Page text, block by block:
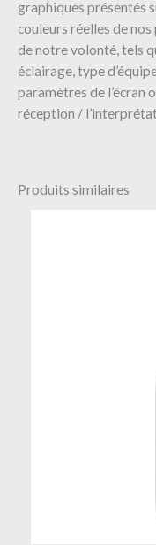
graphiques présentés
couleurs réelles de
de notre volonté, tels
éclairage, type
paramètres de l’écran
réception /
Produits similaires